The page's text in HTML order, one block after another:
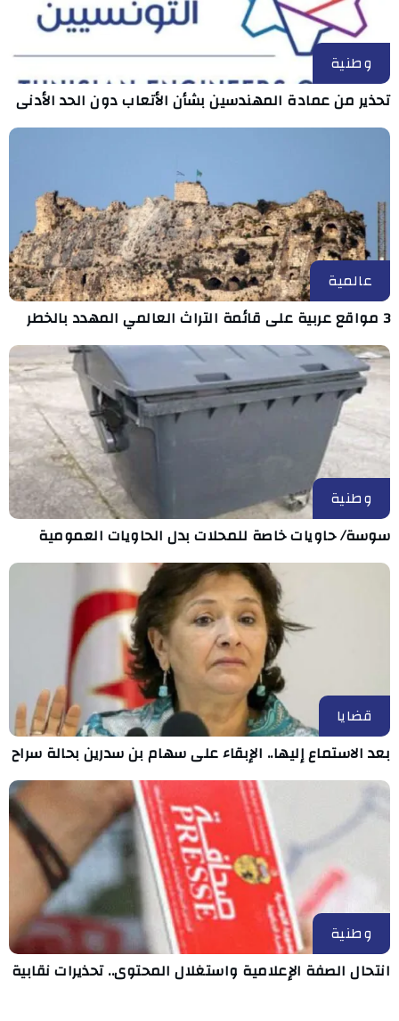
وطنية
تحذير من عمادة المهندسين بشأن الأتعاب دون الحد الأدنى
عالمية
3 مواقع عربية على قائمة التراث العالمي المهدد بالخطر
وطنية
سوسة/ حاويات خاصة للمحلات بدل الحاويات العمومية
قضايا
بعد الاستماع إليها.. الإبقاء على سهام بن سدرين بحالة سراح
وطنية
انتحال الصفة الإعلامية واستغلال المحتوى.. تحذيرات نقابية